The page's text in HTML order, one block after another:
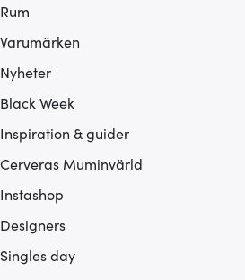
Rum
Varumärken
Nyheter
Black Week
Inspiration & guider
Cerveras Muminvärld
Instashop
Designers
Singles day